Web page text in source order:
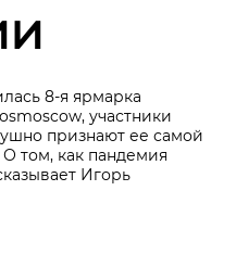
8-я ярмарка
участники
признают ее самой
том, как пандемия
Игорь